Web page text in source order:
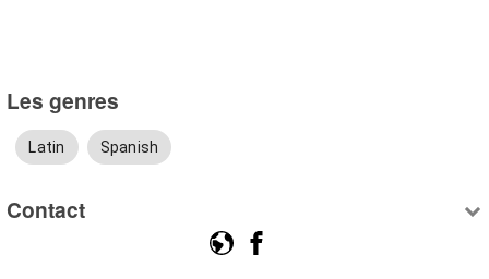
Les genres
Latin Spanish
Contact